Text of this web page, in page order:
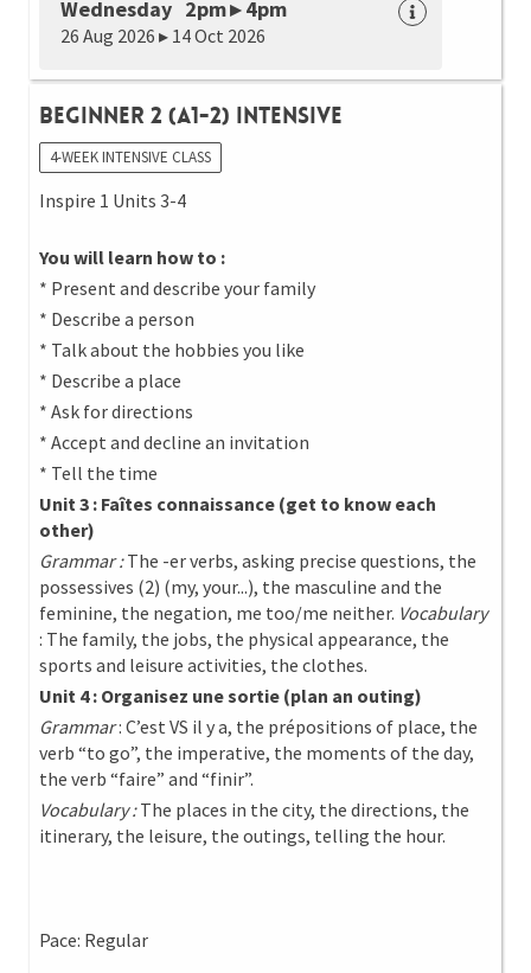
Wednesday 2pm ▸ 4pm
26 Aug 2026 ▸ 14 Oct 2026
Beginner 2 (A1-2) Intensive
4-WEEK INTENSIVE CLASS
Inspire 1 Units 3-4
You will learn how to :
* Present and describe your family
* Describe a person
* Talk about the hobbies you like
* Describe a place
* Ask for directions
* Accept and decline an invitation
* Tell the time
Unit 3 : Faîtes connaissance (get to know each
other)
Grammar :The -er verbs, asking precise questions, the
possessives (2) (my, your...), the masculine and the
feminine, the negation, me too/me neither. Vocabulary
: The family, the jobs, the physical appearance, the
sports and leisure activities, the clothes.
Unit 4 : Organisez une sortie (plan an outing)
Grammar: C’est VS il y a, the prépositions of place, the
verb “to go”, the imperative, the moments of the day,
the verb “faire” and “finir”.
Vocabulary :The places in the city, the directions, the
itinerary, the leisure, the outings, telling the hour.
Pace: Regular